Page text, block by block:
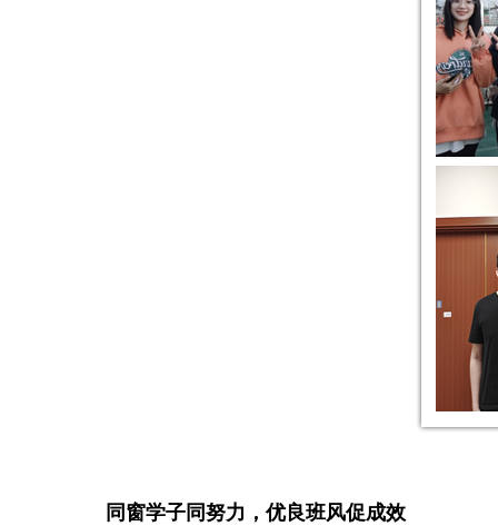
同窗学子同努力，优良班风促成效